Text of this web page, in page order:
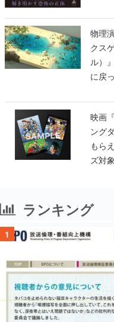
物理
クス
ル）
に戻
映画
ング
もら
ズ対
ランキング
1